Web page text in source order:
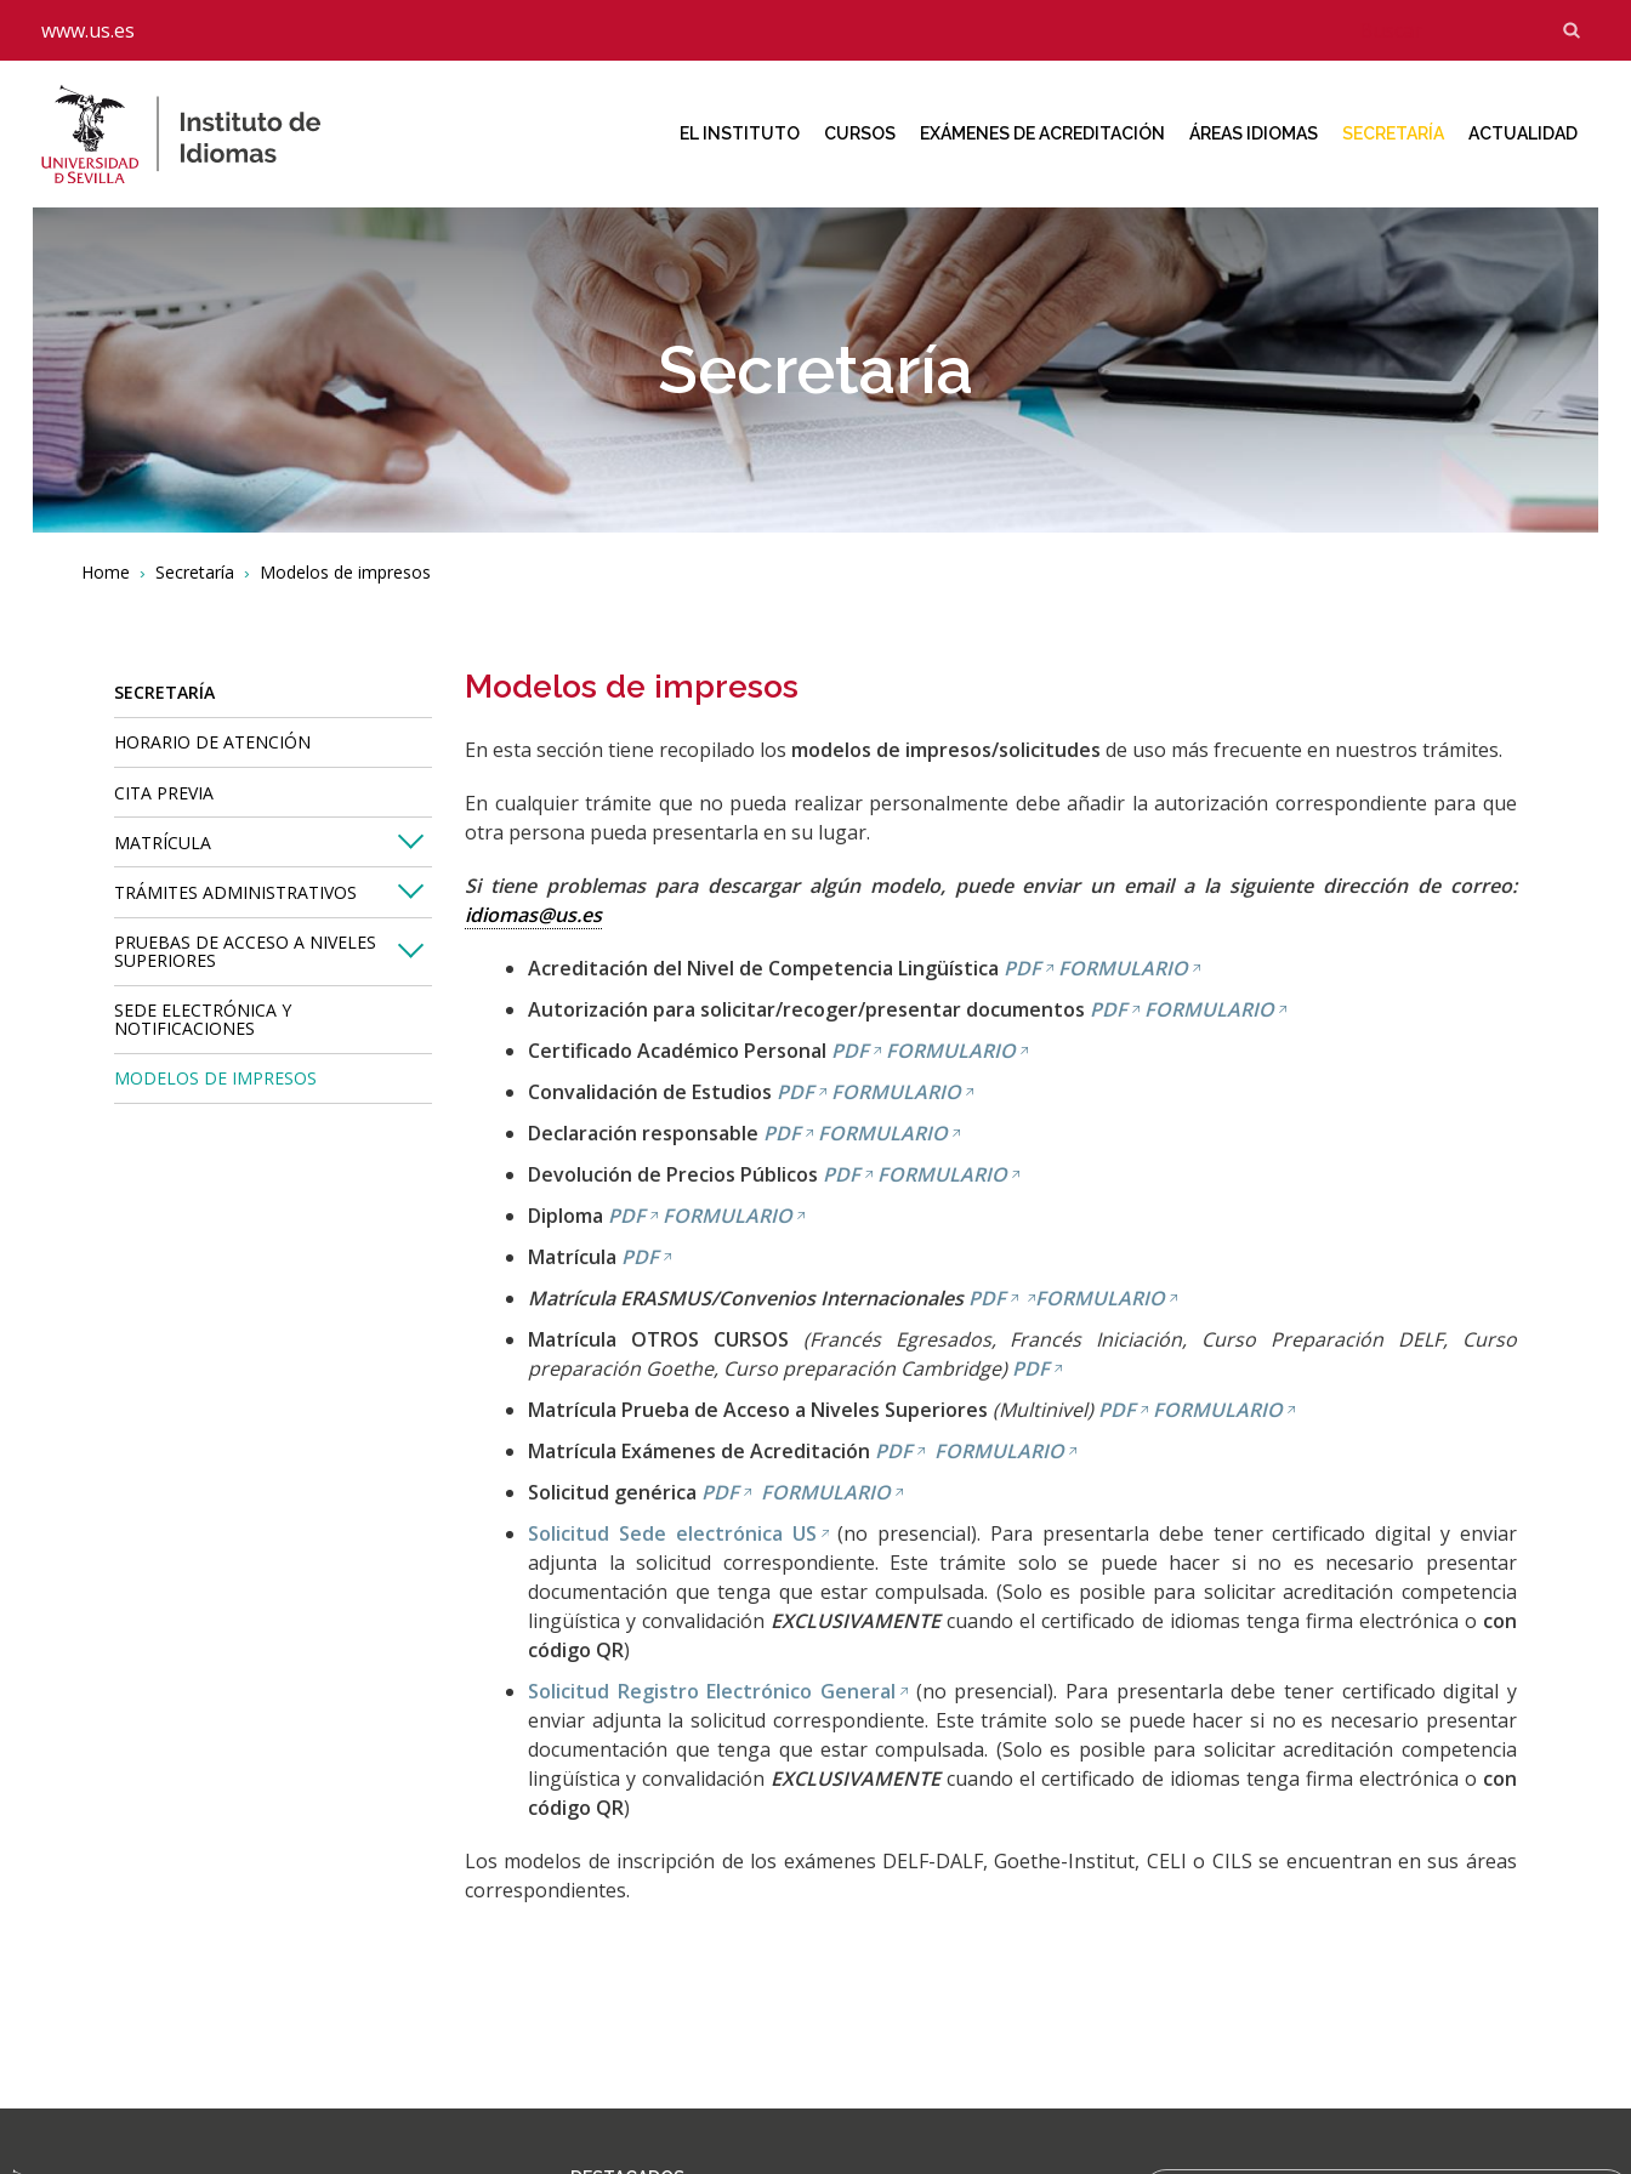
www.us.es
de
EL INSTITUTO CURSOS EXÁMENES DE ACREDITACIÓN ÁREAS IDIOMAS SECRETARÍA ACTUALIDAD
Secretaría
Breadcrumbs
You
Home Secretaría Modelos de impresos
SECRETARÍA
HORARIO DE ATENCIÓN
CITA PREVIA
MATRÍCULA
TRÁMITES ADMINISTRATIVOS
PRUEBAS DE ACCESO A NIVELES
SUPERIORES
SEDE ELECTRÓNICA Y
NOTIFICACIONES
MODELOS DE IMPRESOS
Modelos de impresos
En esta sección tiene recopilado los modelos de impresos/solicitudes de uso más frecuente en nuestros trámites.
En cualquier trámite que no pueda realizar personalmente debe añadir la autorización correspondiente para que
otra persona pueda presentarla en su lugar.
Si tiene problemas para descargar algún modelo, puede enviar un email a la siguiente dirección de correo:
idiomas@us.es
Acreditación del Nivel de Competencia Lingüística PDF
FORMULARIO
Autorización para solicitar/recoger/presentar documentos PDF
FORMULARIO
Certificado Académico Personal PDF
FORMULARIO
Convalidación de Estudios PDF
FORMULARIO
Declaración responsable PDF
FORMULARIO
Devolución de Precios Públicos PDF
FORMULARIO
Diploma PDF
FORMULARIO
Matrícula PDF
Matrícula ERASMUS/Convenios InternacionalesPDF
FORMULARIO
Matrícula OTROS CURSOS
(Francés Egresados, Francés Iniciación, Curso Preparación DELF, Curso
preparación Goethe, Curso preparación Cambridge) PDF
Matrícula Prueba de Acceso a Niveles Superiores (Multinivel) PDF
FORMULARIO
Matrícula Exámenes de Acreditación PDF
FORMULARIO
Solicitud genérica PDF
FORMULARIO
Solicitud Sede electrónica US (no presencial). Para presentarla debe tener certificado digital y enviar
adjunta la solicitud correspondiente. Este trámite solo se puede hacer si no es necesario presentar
documentación que tenga que estar compulsada. (Solo es posible para solicitar acreditación competencia
lingüística y convalidación EXCLUSIVAMENTE cuando el certificado de idiomas tenga firma electrónica o con
código QR)
Solicitud Registro Electrónico General
(no presencial). Para presentarla debe tener certificado digital y
enviar adjunta la solicitud correspondiente. Este trámite solo se puede hacer si no es necesario presentar
documentación que tenga que estar compulsada. (Solo es posible para solicitar acreditación competencia
lingüística y convalidación EXCLUSIVAMENTE cuando el certificado de idiomas tenga firma electrónica o con
código QR)
Los modelos de inscripción de los exámenes DELF-DALF, Goethe-Institut, CELI o CILS se encuentran en sus áreas
correspondientes.